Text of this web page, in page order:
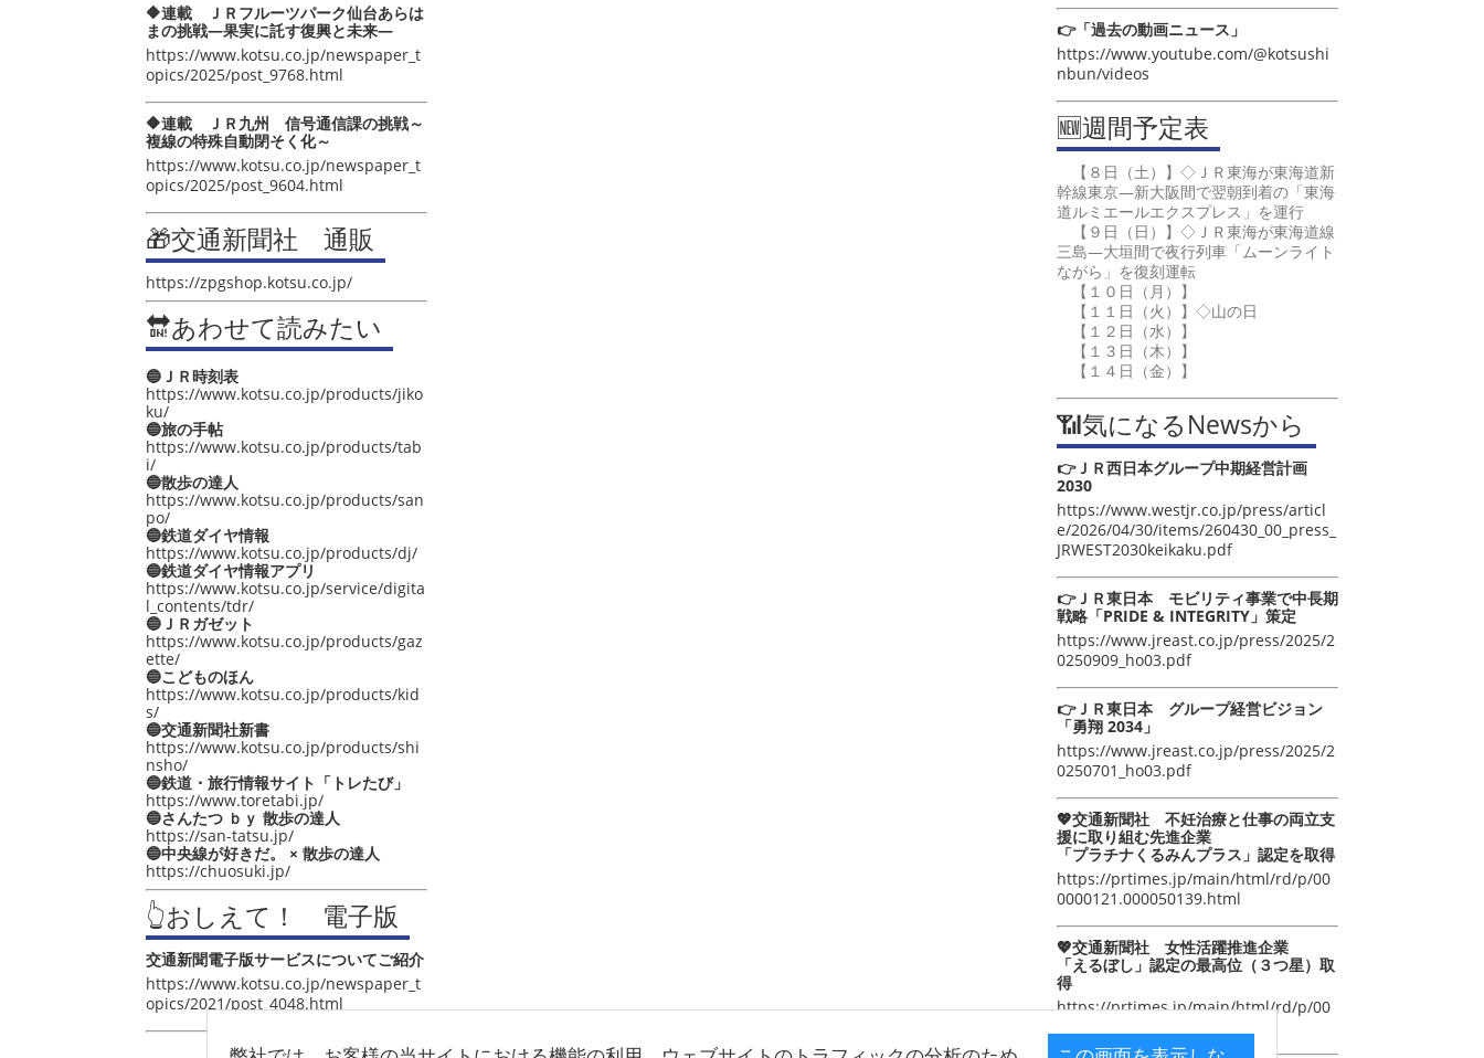
🔶連載 ＪＲフルーツパーク仙台あらは
まの挑戦―果実に託す復興と未来―
https://www.kotsu.co.jp/newspaper_t
opics/2025/post_9768.html
🔶連載 ＪＲ九州 信号通信課の挑戦～
複線の特殊自動閉そく化～
https://www.kotsu.co.jp/newspaper_t
opics/2025/post_9604.html
🎁交通新聞社 通販
https://zpgshop.kotsu.co.jp/
🔛あわせて読みたい
🔵ＪＲ時刻表
https://www.kotsu.co.jp/products/jiko
ku/
🔵旅の手帖
https://www.kotsu.co.jp/products/tab
i/
🔵散歩の達人
https://www.kotsu.co.jp/products/san
po/
🔵鉄道ダイヤ情報
https://www.kotsu.co.jp/products/dj/
🔵鉄道ダイヤ情報アプリ
https://www.kotsu.co.jp/service/digita
l_contents/tdr/
🔵ＪＲガゼット
https://www.kotsu.co.jp/products/gaz
ette/
🔵こどものほん
https://www.kotsu.co.jp/products/kid
s/
🔵交通新聞社新書
https://www.kotsu.co.jp/products/shi
nsho/
🔵鉄道・旅行情報サイト「トレたび」
https://www.toretabi.jp/
🔵さんたつ ｂｙ 散歩の達人
https://san-tatsu.jp/
🔵中央線が好きだ。 × 散歩の達人
https://chuosuki.jp/
👆おしえて！ 電子版
交通新聞電子版サービスについてご紹介
https://www.kotsu.co.jp/newspaper_t
opics/2021/post_4048.html
👉「過去の動画ニュース」
https://www.youtube.com/@kotsushi
nbun/videos
🆕週間予定表
【８日（土）】◇ＪＲ東海が東海道新
幹線東京―新大阪間で翌朝到着の「東海
道ルミエールエクスプレス」を運行
【９日（日）】◇ＪＲ東海が東海道線
三島―大垣間で夜行列車「ムーンライト
ながら」を復刻運転
【１０日（月）】
【１１日（火）】◇山の日
【１２日（水）】
【１３日（木）】
【１４日（金）】
📶気になるNewsから
👉ＪＲ西日本グループ中期経営計画
2030
https://www.westjr.co.jp/press/articl
e/2026/04/30/items/260430_00_press_
JRWEST2030keikaku.pdf
👉ＪＲ東日本 モビリティ事業で中長期
戦略「PRIDE & INTEGRITY」策定
https://www.jreast.co.jp/press/2025/2
0250909_ho03.pdf
👉ＪＲ東日本 グループ経営ビジョン
「勇翔 2034」
https://www.jreast.co.jp/press/2025/2
0250701_ho03.pdf
💖交通新聞社 不妊治療と仕事の両立支
援に取り組む先進企業
「プラチナくるみんプラス」認定を取得
https://prtimes.jp/main/html/rd/p/00
0000121.000050139.html
💖交通新聞社 女性活躍推進企業
「えるぼし」認定の最高位（３つ星）取
得
https://prtimes.jp/main/html/rd/p/00